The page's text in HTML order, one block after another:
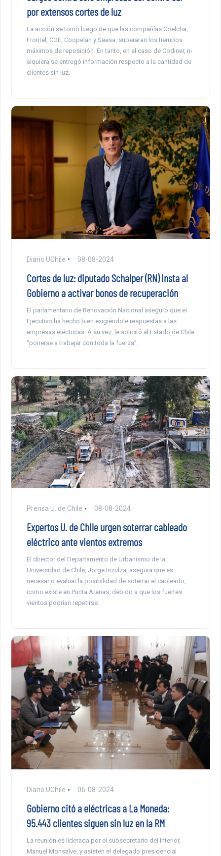
por extensos cortes de luz
La acción se tomó luego de que las compañías Coelcha,
Frontel, CGE, Coopelan y Saesa, superaran los tiempos
máximos de reposición. En tanto, en el caso de Codiner, ni
siquiera se entregó información respecto a la cantidad de
clientes sin luz.
Diario UChile 08-08-2024
Cortes de luz: diputado Schalper (RN) insta al
Gobierno a activar bonos de recuperación
El parlamentario de Renovación Nacional aseguró que el
Ejecutivo ha hecho bien exigiéndole respuestas a las
empresas eléctricas. A su vez, le solicitó al Estado de Chile
“ponerse a trabajar con toda la fuerza”.
Prensa U. de Chile 08-08-2024
Expertos U. de Chile urgen soterrar cableado
eléctrico ante vientos extremos
El director del Departamento de Urbanismo de la
Universidad de Chile, Jorge Inzulza, asegura que es
necesario evaluar la posibilidad de soterrar el cableado,
como existe en Punta Arenas, debido a que los fuertes
vientos podrían repetirse.
Diario UChile 06-08-2024
Gobierno citó a eléctricas a La Moneda:
95.443 clientes siguen sin luz en la RM
La reunión es liderada por el subsecretario del Interior,
Manuel Monsalve, y asisten el delegado presidencial